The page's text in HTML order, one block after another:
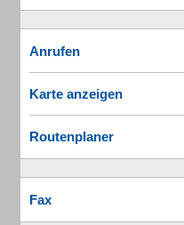
Anrufen
Karte anzeigen
Routenplaner
Fax